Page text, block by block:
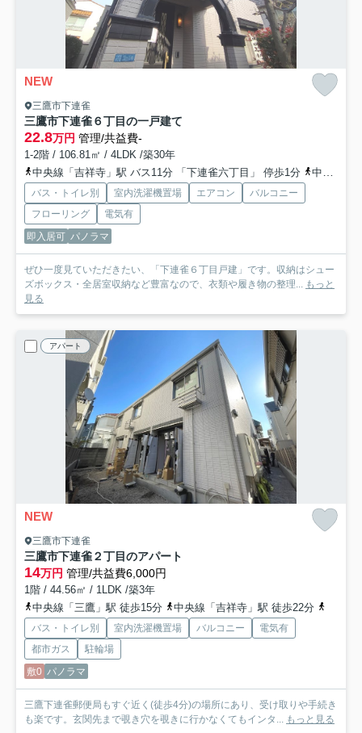
NEW
三鷹市下連雀
三鷹市下連雀６丁目の一戸建て
22.8万円 管理/共益費-
1-2階 / 106.81㎡ / 4LDK /築30年
中央線「吉祥寺」駅 バス11分 「下連雀六丁目」 停歩1分
中央線「三鷹」駅 徒歩22分
バス・トイレ別 室内洗濯機置場 エアコン
バルコニー
フローリング
電気有
即入居可 パノラマ
ぜひ一度見ていただきたい、「下連雀６丁目戸建」です。収納はシュー
ズボックス・全居室収納など豊富なので、衣類や履き物の整理... もっと
見る
アパート
NEW
三鷹市下連雀
三鷹市下連雀２丁目のアパート
14万円 管理/共益費6,000円
1階 / 44.56㎡ / 1LDK /築3年
中央線「三鷹」駅 徒歩15分
中央線「吉祥寺」駅 徒歩22分
バス・トイレ別 室内洗濯機置場 バルコニー
電気有
都市ガス
駐輪場
敷0 パノラマ
三鷹下連雀郵便局もすぐ近く(徒歩4分)の場所にあり、受け取りや手続き
も楽です。玄関先まで覗き穴を覗きに行かなくてもインタ... もっと見る